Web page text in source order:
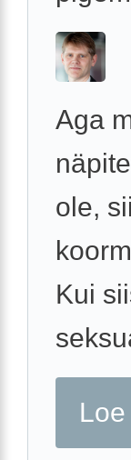
Aga
ole,
Kui